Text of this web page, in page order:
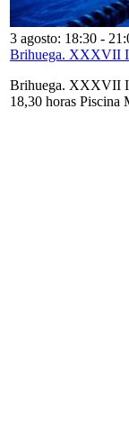
3 agosto: 18:30 -
Brihuega. XXXVII
Brihuega. XXXVII
18,30 horas Piscina